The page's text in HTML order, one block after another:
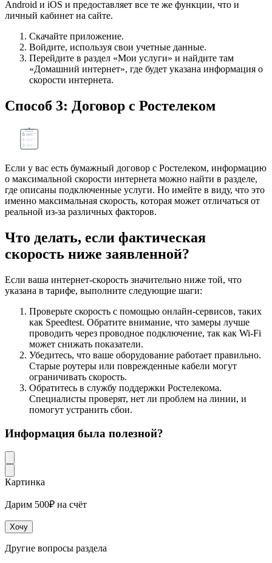
Android и iOS и предоставляет все те же функции, что и
личный кабинет на сайте.
Скачайте приложение.
Войдите, используя свои учетные данные.
Перейдите в раздел «Мои услуги» и найдите там
«Домашний интернет», где будет указана информация о
скорости интернета.
Способ 3: Договор с Ростелеком
Если у вас есть бумажный договор с Ростелеком, информацию
о максимальной скорости интернета можно найти в разделе,
где описаны подключенные услуги. Но имейте в виду, что это
именно максимальная скорость, которая может отличаться от
реальной из-за различных факторов.
Что делать, если фактическая
скорость ниже заявленной?
Если ваша интернет-скорость значительно ниже той, что
указана в тарифе, выполните следующие шаги:
Проверьте скорость с помощью онлайн-сервисов, таких
как Speedtest. Обратите внимание, что замеры лучше
проводить через проводное подключение, так как Wi-Fi
может снижать показатели.
Убедитесь, что ваше оборудование работает правильно.
Старые роутеры или поврежденные кабели могут
ограничивать скорость.
Обратитесь в службу поддержки Ростелекома.
Специалисты проверят, нет ли проблем на линии, и
помогут устранить сбои.
Информация была полезной?
Картинка
Дарим 500₽ на счёт
Хочу
Другие вопросы раздела